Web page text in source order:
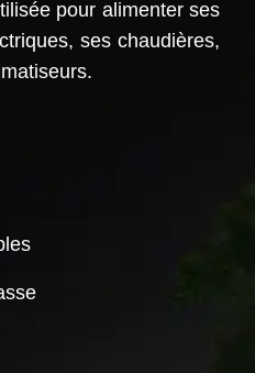
pour alimenter ses
ses chaudières,